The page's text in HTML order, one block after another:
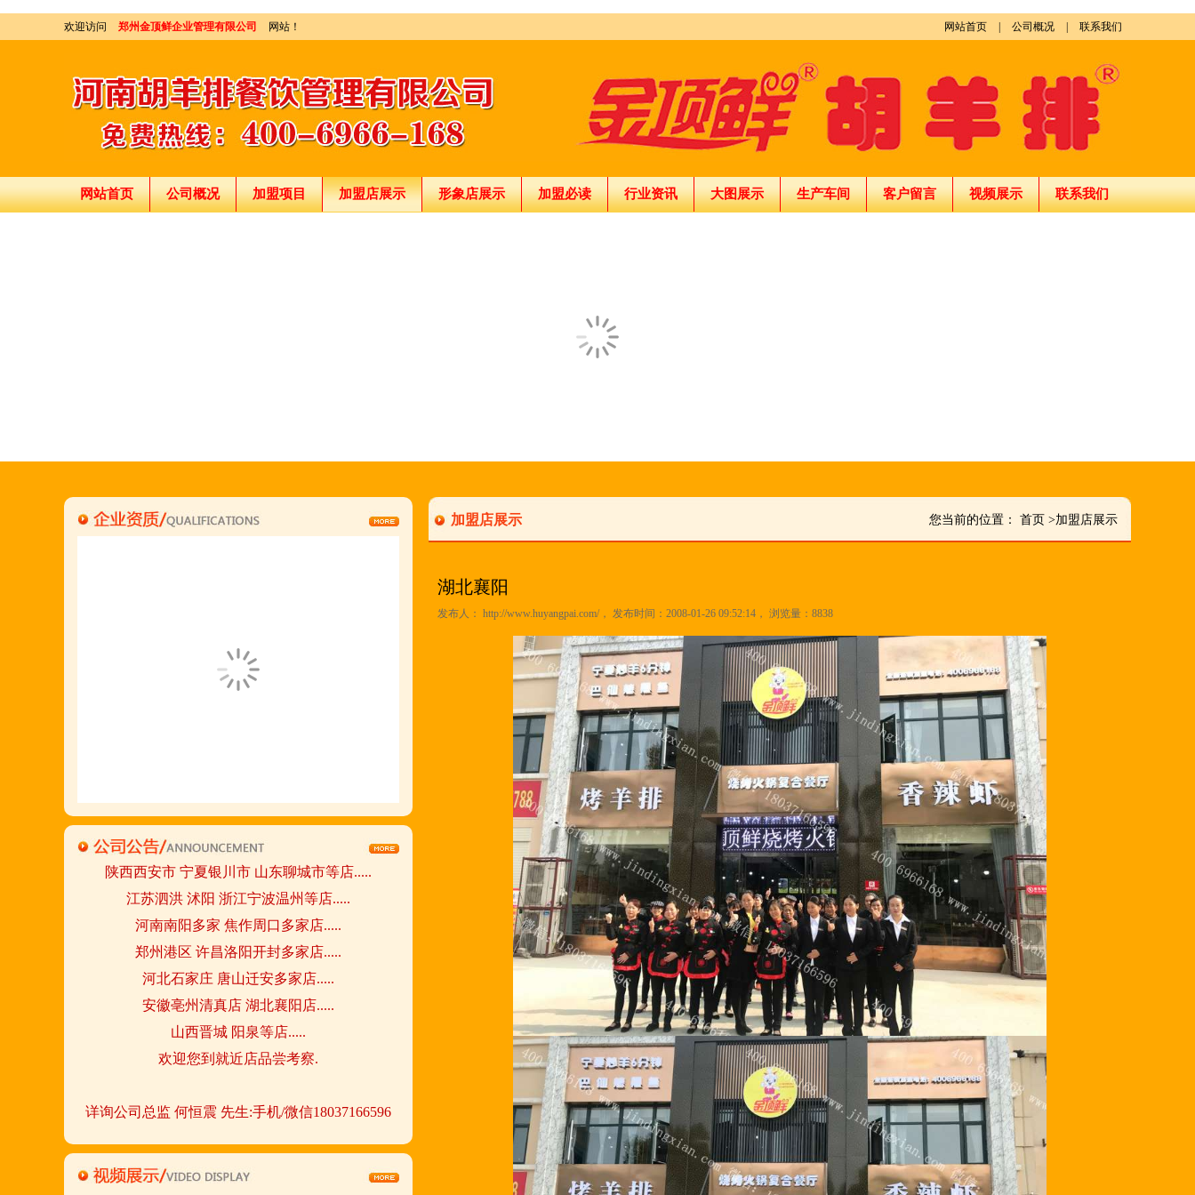
欢迎访问 郑州金顶鲜企业管理有限公司 网站！ 网站首页 公司概况 联系我们
网站首页 公司概况 加盟项目 加盟店展示 形象店展示 加盟必读 行业资讯 大图展示 生产车间 客户留言 视频展示 联系我们
胡羊排餐饮管理有限公司所持有.
金顶鲜宁夏特色系列胡羊排烧烤火锅复合餐厅
有13年正规连锁加盟经验,
真实开店500家后,
陕西西安市 宁夏银川市 山东聊城市等店.....
江苏泗洪 沭阳 浙江宁波温州等店.....
河南南阳多家 焦作周口多家店.....
郑州港区 许昌洛阳开封多家店.....
河北石家庄 唐山迁安多家店.....
安徽亳州清真店 湖北襄阳店.....
山西晋城 阳泉等店.....
欢迎您到就近店品尝考察.
火爆的网络线上团购及微信营销模式:公司采用派人
多,易操作,夏天生意更火爆;无需聘厨师;是中小餐饮
加盟店展示 您当前的位置： 首页 >加盟店展示
湖北襄阳
发布人： http://www.huyangpai.com/， 发布时间：2008-01-26 09:52:14， 浏览量：8838